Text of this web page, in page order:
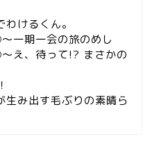
けるくん。
一期一会の旅のめし
え、待って!? まさかの
み出す毛ぶりの素晴ら